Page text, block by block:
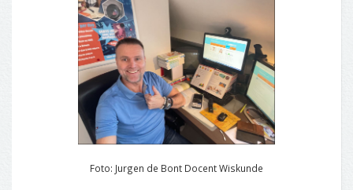
Foto: Jurgen de Bont Docent Wiskunde